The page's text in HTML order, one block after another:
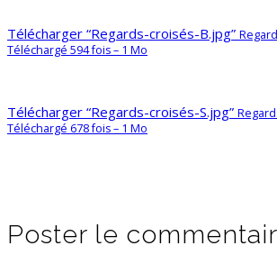
Télécharger “Regards-croisés-B.jpg”
Téléchargé 594 fois – 1 Mo
Télécharger “Regards-croisés-S.jpg”
Téléchargé 678 fois – 1 Mo
Poster le